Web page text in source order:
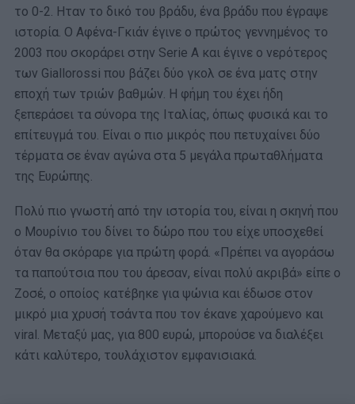
το 0-2. Ηταν το δικό του βράδυ, ένα βράδυ που έγραψε
ιστορία. Ο Αφένα-Γκιάν έγινε ο πρώτος γεννημένος το
2003 που σκοράρει στην Serie A και έγινε ο νερότερος
των Giallorossi που βάζει δύο γκολ σε ένα ματς στην
εποχή των τριών βαθμών. Η φήμη του έχει ήδη
ξεπεράσει τα σύνορα της Ιταλίας, όπως φυσικά και το
επίτευγμά του. Είναι ο πιο μικρός που πετυχαίνει δύο
τέρματα σε έναν αγώνα στα 5 μεγάλα πρωταθλήματα
της Ευρώπης.
Πολύ πιο γνωστή από την ιστορία του, είναι η σκηνή που
ο Μουρίνιο του δίνει το δώρο που του είχε υποσχεθεί
όταν θα σκόραρε για πρώτη φορά. «Πρέπει να αγοράσω
τα παπούτσια που του άρεσαν, είναι πολύ ακριβά» είπε ο
Ζοσέ, ο οποίος κατέβηκε για ψώνια και έδωσε στον
μικρό μια χρυσή τσάντα που τον έκανε χαρούμενο και
viral. Μεταξύ μας, για 800 ευρώ, μπορούσε να διαλέξει
κάτι καλύτερο, τουλάχιστον εμφανισιακά.